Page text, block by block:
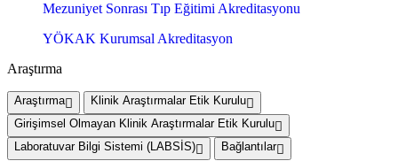
Mezuniyet Sonrası Tıp Eğitimi Akreditasyonu
YÖKAK Kurumsal Akreditasyon
Araştırma
Araştırma
Klinik Araştırmalar Etik Kurulu
Girişimsel Olmayan Klinik Araştırmalar Etik Kurulu
Laboratuvar Bilgi Sistemi (LABSİS)
Bağlantılar